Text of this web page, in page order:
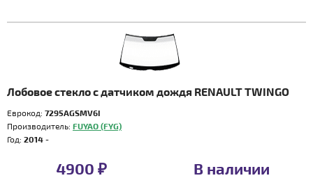
Лобовое стекло с датчиком дождя RENAULT TWINGO
Еврокод: 7295AGSMV6I
Производитель: FUYAO (FYG)
Год: 2014 -
4900 ₽ В наличии